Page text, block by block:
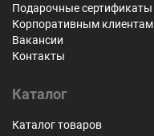
Подарочные сертификаты
Корпоративным клиентам
Вакансии
Контакты
Каталог
Каталог товаров